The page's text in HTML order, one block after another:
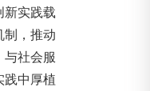
新实践载
制，推动
与社会服
践中厚植